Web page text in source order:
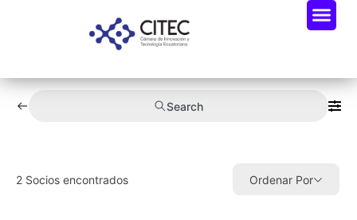
Search
2 Socios encontrados Ordenar Por